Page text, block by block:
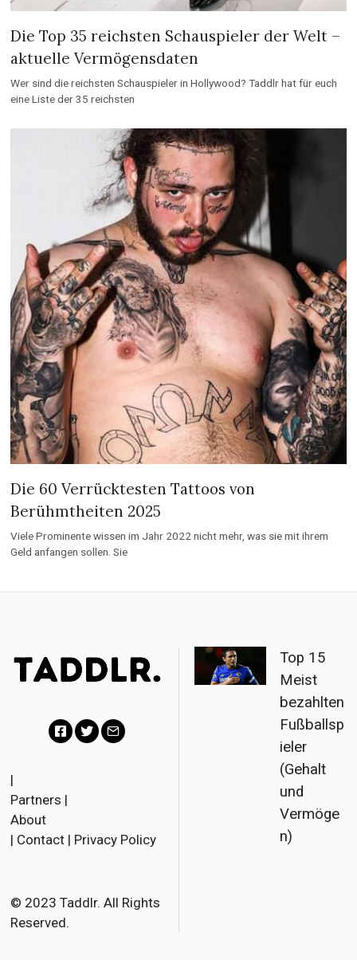
Die Top 35 reichsten Schauspieler der Welt –
aktuelle Vermögensdaten
Wer sind die reichsten Schauspieler in Hollywood? Taddlr hat für euch
eine Liste der 35 reichsten
Die 60 Verrücktesten Tattoos von
Berühmtheiten 2025
Viele Prominente wissen im Jahr 2022 nicht mehr, was sie mit ihrem
Geld anfangen sollen. Sie
c
o
k
r
l
|
Partners |
About
| Contact | Privacy Policy
© 2023 Taddlr. All Rights
Reserved.
Top 15
Meist
bezahlten
Fußballsp
ieler
(Gehalt
und
Vermöge
n)